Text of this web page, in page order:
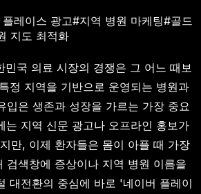
레이스 광고#지역 병원 마케팅#골드
지도 최적화
국 의료 시장의 경쟁은 그 어느 때보
정 지역을 기반으로 운영되는 병원과
입은 생존과 성장을 가르는 가장 중요
는 지역 신문 광고나 오프라인 홍보가
만, 이제 환자들은 몸이 아플 때 가장
검색창에 증상이나 지역 병원 이름을
대전환의 중심에 바로 '네이버 플레이